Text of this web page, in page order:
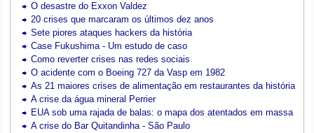
O desastre do Exxon Valdez
20 crises que marcaram os últimos dez anos
Sete piores ataques hackers da história
Case Fukushima - Um estudo de caso
Como reverter crises nas redes sociais
O acidente com o Boeing 727 da Vasp em 1982
As 21 maiores crises de alimentação em restaurantes da história
A crise da água mineral Perrier
EUA sob uma rajada de balas: o mapa dos atentados em massa
A crise do Bar Quitandinha - São Paulo